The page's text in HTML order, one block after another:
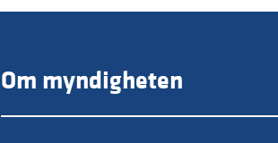
Om myndigheten